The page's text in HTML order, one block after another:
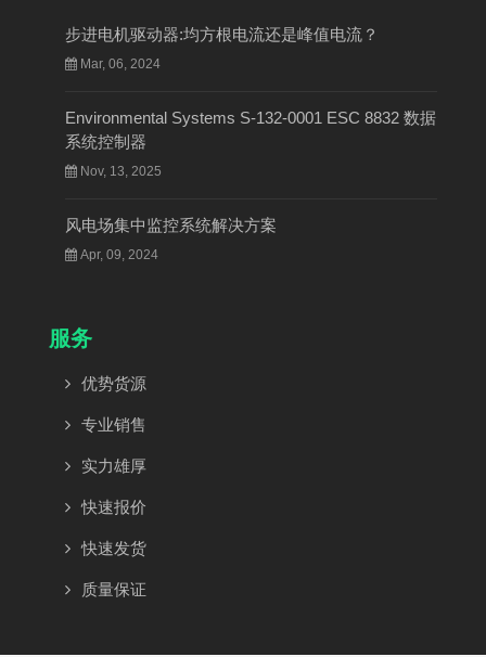
步进电机驱动器:均方根电流还是峰值电流？
Mar, 06, 2024
Environmental Systems S-132-0001 ESC 8832 数据
系统控制器
Nov, 13, 2025
风电场集中监控系统解决方案
Apr, 09, 2024
服务
优势货源
专业销售
实力雄厚
快速报价
快速发货
质量保证